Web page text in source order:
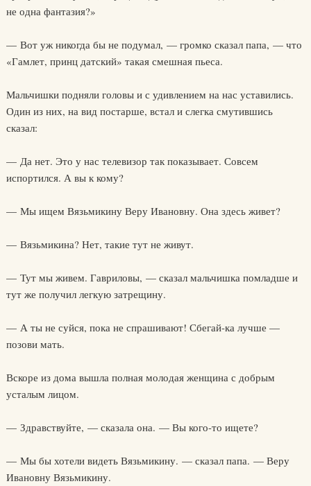
не одна фантазия?»
— Вот уж никогда бы не подумал, — громко сказал папа, — что
«Гамлет, принц датский» такая смешная пьеса.
Мальчишки подняли головы и с удивлением на нас уставились.
Один из них, на вид постарше, встал и слегка смутившись
сказал:
— Да нет. Это у нас телевизор так показывает. Совсем
испортился. А вы к кому?
— Мы ищем Вязьмикину Веру Ивановну. Она здесь живет?
— Вязьмикина? Нет, такие тут не живут.
— Тут мы живем. Гавриловы, — сказал мальчишка помладше и
тут же получил легкую затрещину.
— А ты не суйся, пока не спрашивают! Сбегай-ка лучше —
позови мать.
Вскоре из дома вышла полная молодая женщина с добрым
усталым лицом.
— Здравствуйте, — сказала она. — Вы кого-то ищете?
— Мы бы хотели видеть Вязьмикину. — сказал папа. — Веру
Ивановну Вязьмикину.